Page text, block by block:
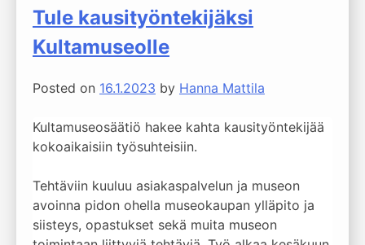
Tule kausityöntekijäksi
Kultamuseolle
Posted on 16.1.2023 by Hanna Mattila
Kultamuseosäätiö hakee kahta kausityöntekijää
kokoaikaisiin työsuhteisiin.
Tehtäviin kuuluu asiakaspalvelun ja museon
avoinna pidon ohella museokaupan ylläpito ja
siisteys, opastukset sekä muita museon